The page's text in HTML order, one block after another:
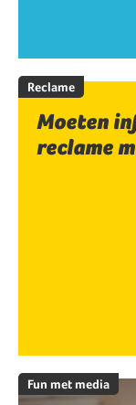
Reclame
Moeten
reclame
Fun met media